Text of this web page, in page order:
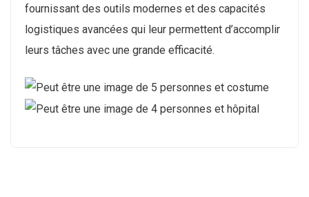
fournissant des outils modernes et des capacités
logistiques avancées qui leur permettent d’accomplir
leurs tâches avec une grande efficacité.